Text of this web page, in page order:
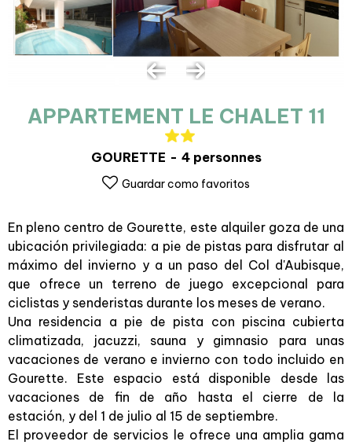
APPARTEMENT LE CHALET 11
GOURETTE 4 personnes
Guardar como favoritos
En pleno centro de Gourette, este alquiler goza de una
ubicación privilegiada: a pie de pistas para disfrutar al
máximo del invierno y a un paso del Col d'Aubisque,
que ofrece un terreno de juego excepcional para
ciclistas y senderistas durante los meses de verano.
Una residencia a pie de pista con piscina cubierta
climatizada, jacuzzi, sauna y gimnasio para unas
vacaciones de verano e invierno con todo incluido en
Gourette. Este espacio está disponible desde las
vacaciones de fin de año hasta el cierre de la
estación, y del 1 de julio al 15 de septiembre.
El proveedor de servicios le ofrece una amplia gama